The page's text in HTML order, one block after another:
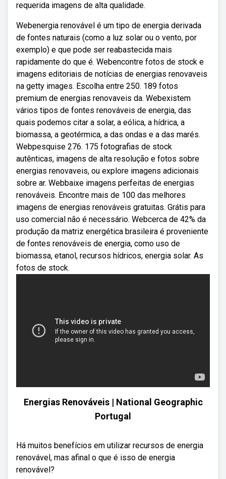
requerida imagens de alta qualidade.
Webenergia renovável é um tipo de energia derivada
de fontes naturais (como a luz solar ou o vento, por
exemplo) e que pode ser reabastecida mais
rapidamente do que é. Webencontre fotos de stock e
imagens editoriais de notícias de energias renovaveis
na getty images. Escolha entre 250. 189 fotos
premium de energias renovaveis da. Webexistem
vários tipos de fontes renováveis de energia, das
quais podemos citar a solar, a eólica, a hídrica, a
biomassa, a geotérmica, a das ondas e a das marés.
Webpesquise 276. 175 fotografias de stock
autênticas, imagens de alta resolução e fotos sobre
energias renovaveis, ou explore imagens adicionais
sobre ar. Webbaixe imagens perfeitas de energias
renováveis. Encontre mais de 100 das melhores
imagens de energias renováveis gratuitas. Grátis para
uso comercial não é necessário. Webcerca de 42% da
produção da matriz energética brasileira é proveniente
de fontes renováveis de energia, como uso de
biomassa, etanol, recursos hídricos, energia solar. As
fotos de stock.
Energias Renováveis | National Geographic
Portugal
Há muitos benefícios em utilizar recursos de energia
renovável, mas afinal o que é isso de energia
renovável?